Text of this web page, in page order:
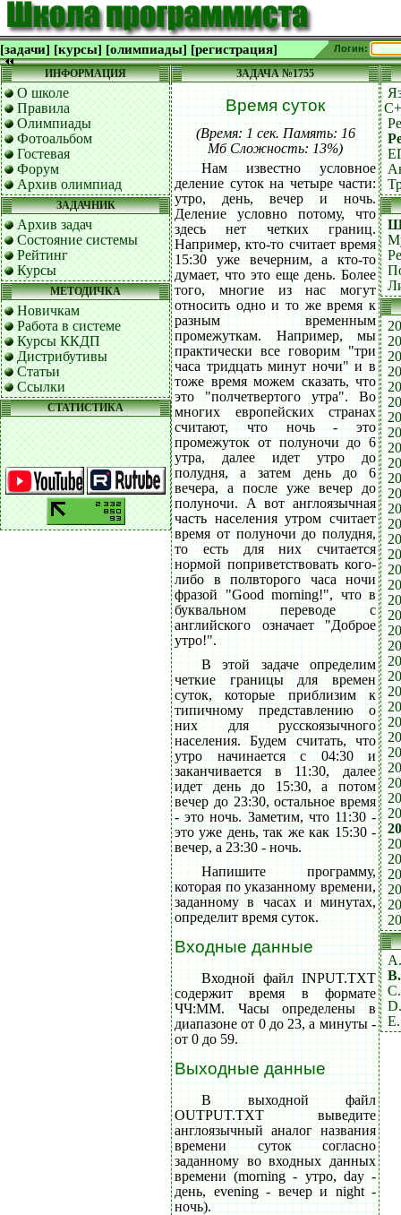
[задачи] [курсы] [олимпиады] [регистрация] Логин:
ИНФОРМАЦИЯ
О школе
Правила
Олимпиады
Фотоальбом
Гостевая
Форум
Архив олимпиад
ЗАДАЧНИК
Архив задач
Состояние системы
Рейтинг
Курсы
МЕТОДИЧКА
Новичкам
Работа в системе
Курсы ККДП
Дистрибутивы
Статьи
Ссылки
СТАТИСТИКА
ЗАДАЧА №1755
Время суток
(Время: 1 сек. Память: 16
Мб Сложность: 13%)
Нам известно условное
деление суток на четыре части:
утро, день, вечер и ночь.
Деление условно потому, что
здесь нет четких границ.
Например, кто-то считает время
15:30 уже вечерним, а кто-то
думает, что это еще день. Более
того, многие из нас могут
относить одно и то же время к
разным временным
промежуткам. Например, мы
практически все говорим "три
часа тридцать минут ночи" и в
тоже время можем сказать, что
это "полчетвертого утра". Во
многих европейских странах
считают, что ночь - это
промежуток от полуночи до 6
утра, далее идет утро до
полудня, а затем день до 6
вечера, а после уже вечер до
полуночи. А вот англоязычная
часть населения утром считает
время от полуночи до полудня,
то есть для них считается
нормой поприветствовать кого-
либо в полвторого часа ночи
фразой "Good morning!", что в
буквальном переводе с
английского означает "Доброе
утро!".
В этой задаче определим
четкие границы для времен
суток, которые приблизим к
типичному представлению о
них для русскоязычного
населения. Будем считать, что
утро начинается c 04:30 и
заканчивается в 11:30, далее
идет день до 15:30, а потом
вечер до 23:30, остальное время
- это ночь. Заметим, что 11:30 -
это уже день, так же как 15:30 -
вечер, а 23:30 - ночь.
Напишите программу,
которая по указанному времени,
заданному в часах и минутах,
определит время суток.
Входные данные
Входной файл INPUT.TXT
содержит время в формате
ЧЧ:ММ. Часы определены в
диапазоне от 0 до 23, а минуты -
от 0 до 59.
Выходные данные
В выходной файл
OUTPUT.TXT выведите
англоязычный аналог названия
времени суток согласно
заданному во входных данных
времени (morning - утро, day -
день, evening - вечер и night -
ночь).